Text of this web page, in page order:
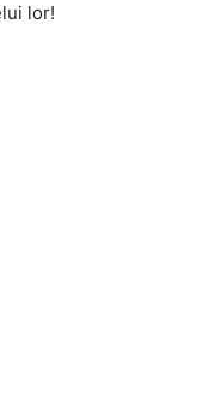
lor!